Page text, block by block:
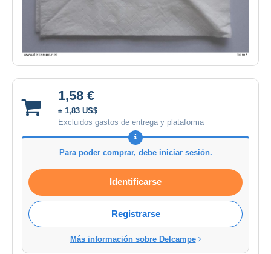
1,58 €
± 1,83 US$
Excluidos gastos de entrega y plataforma
Para poder comprar, debe iniciar sesión.
Identificarse
Registrarse
Más información sobre Delcampe